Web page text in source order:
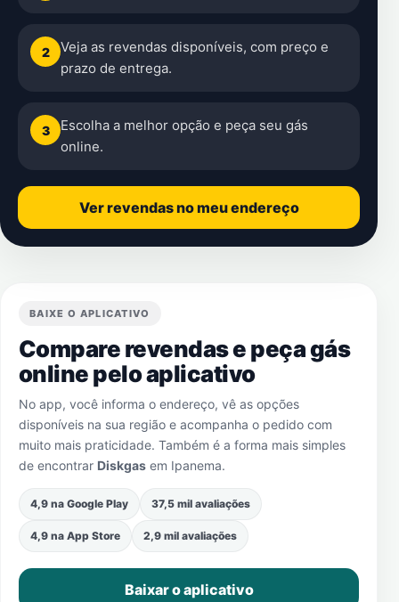
2
Veja as revendas disponíveis, com preço e
prazo de entrega.
3
Escolha a melhor opção e peça seu gás
online.
Ver revendas no meu endereço
BAIXE O APLICATIVO
Compare revendas e peça gás
online pelo aplicativo
No app, você informa o endereço, vê as opções
disponíveis na sua região e acompanha o pedido com
muito mais praticidade. Também é a forma mais simples
de encontrar Diskgas em Ipanema.
4,9 na Google Play 37,5 mil avaliações
4,9 na App Store 2,9 mil avaliações
Baixar o aplicativo